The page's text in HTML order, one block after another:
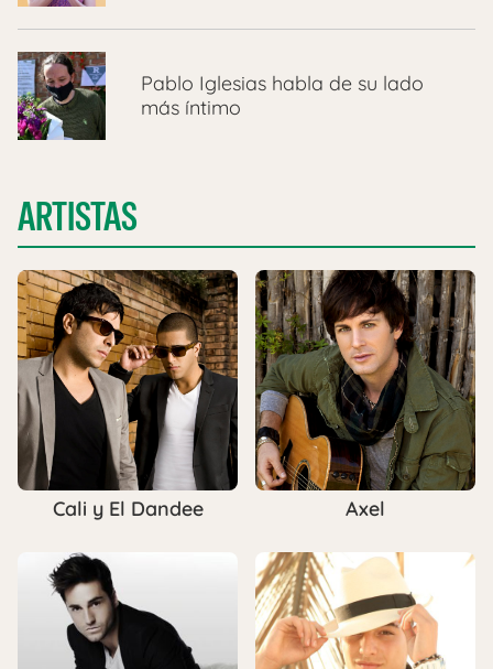
Pablo Iglesias habla de su lado
más íntimo
ARTISTAS
Cali y El Dandee Axel